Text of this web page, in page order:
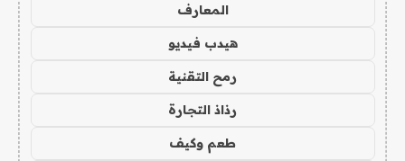
المعارف
هيدب فيديو
رمح التقنية
رذاذ التجارة
طعم وكيف